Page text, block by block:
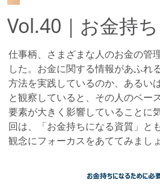
Vol.40｜お金持
仕事柄、さまざまな人のお金の管
した。お金に関する情報があふれ
方法を実践しているのか、あるい
と観察していると、その人のベー
要素が大きく影響していることに
回は、「お金持ちになる資質」と
観念にフォーカスをあててみましょ